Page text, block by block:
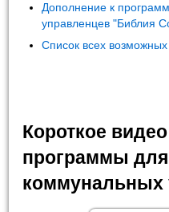
Дополнение к
управленцев "Библия
Список всех
Короткое
программы для
коммунальных